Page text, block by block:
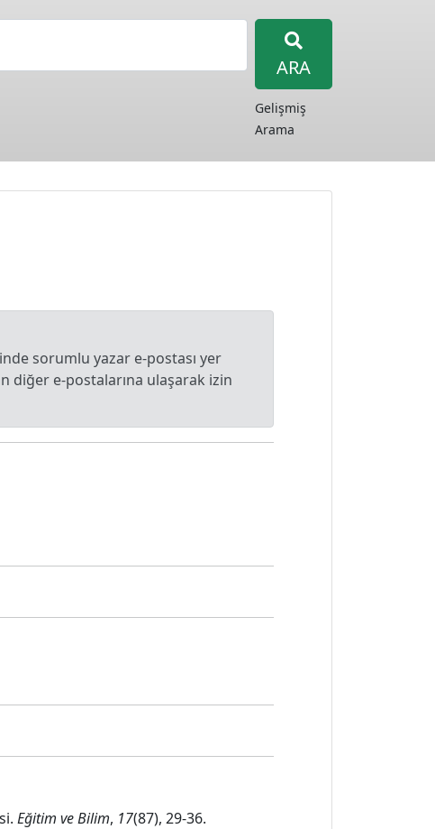
ARA
Gelişmiş
Arama
sorumlu yazar e-postası yer
diğer e-postalarına ulaşarak izin
Eğitim ve Bilim, 17(87), 29-36.